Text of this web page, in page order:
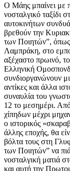
Ο Μάης μπαίνει με
νοσταλγικό ταξίδι
αυτοκινήτων
βρεθούν την
των Ποιητών”, όπως
Λαμπράκη, στο
αξέχαστο πρωινό,
Ελληνική
συνδιοργανώνουν
αντίκες και άλλα
συναυλία του
12 το μεσημέρι.
χίπηδων μέχρι
ο ιστορικός
άλλης εποχής, θα
βόλτα τους στη
των Ποιητών” να
νοσταλγική ματιά
και αυτή την